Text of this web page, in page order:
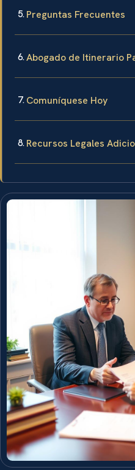
Preguntas Frecuentes
Abogado de Itinerario
Comuníquese Hoy
Recursos Legales